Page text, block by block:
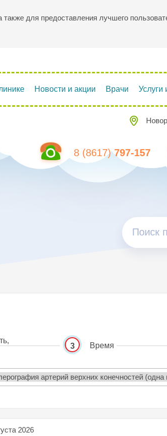
для предоставления лучшего
Новости и акции Врачи Услуги
8 (8617)797-157
3 Время
2026